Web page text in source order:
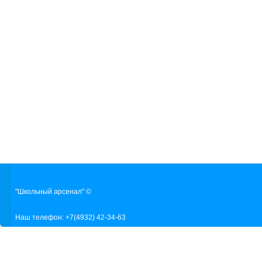
"Школьный арсенал" ©
Наш телефон: +7(4932) 42-34-63